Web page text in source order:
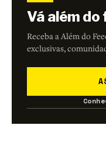
Vá além do
Receba a Além do
exclusivas,